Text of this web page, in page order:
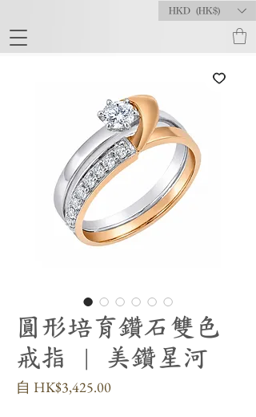
HKD (HK$)
圓形培育鑽石雙色
戒指 | 美鑽星河
自 HK$3,425.00促